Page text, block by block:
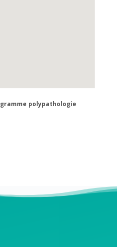
polypathologie